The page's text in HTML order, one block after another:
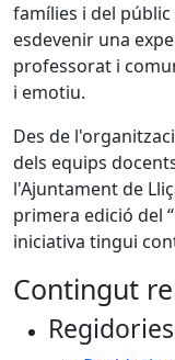
famílies i del públic
esdevenir una
professorat i
i emotiu.
Des de
dels equips
l'Ajuntament de
primera edició del
iniciativa tingui
Contingut
Regidories